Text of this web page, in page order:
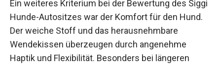
Ein weiteres Kriterium bei der Bewertung des Siggi
Hunde-Autositzes war der Komfort für den Hund.
Der weiche Stoff und das herausnehmbare
Wendekissen überzeugen durch angenehme
Haptik und Flexibilität. Besonders bei längeren